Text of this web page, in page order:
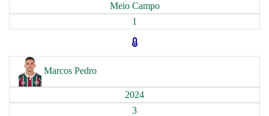
Meio Campo
1
Marcos Pedro
2024
3